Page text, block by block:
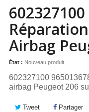
Airbag
État : Nouveau produit
602327100
airbag Peugeot 206
Tweet Partager